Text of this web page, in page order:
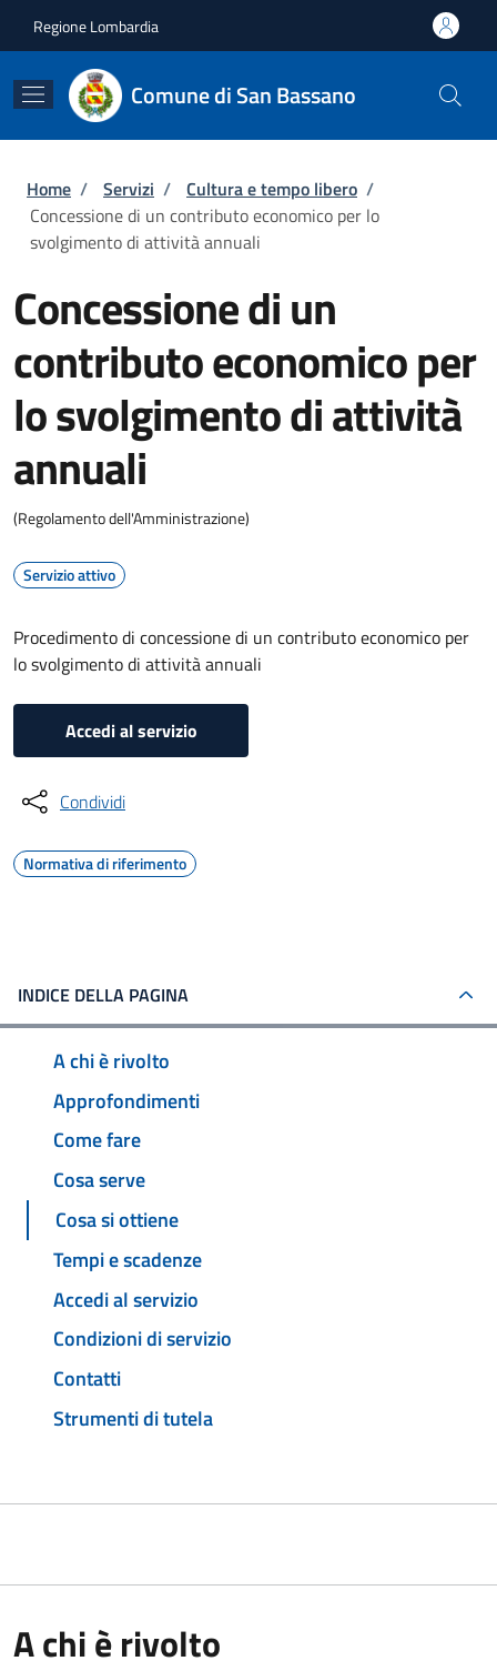
Regione Lombardia
Comune di San Bassano
Briciole di pane
Home / Servizi / Cultura e tempo libero /
Concessione di un contributo economico per lo
svolgimento di attività annuali
Concessione di un
contributo economico per
lo svolgimento di attività
annuali
(Regolamento dell'Amministrazione)
Servizio attivo
Procedimento di concessione di un contributo economico per
lo svolgimento di attività annuali
Accedi al servizio
Condividi
Normativa di riferimento
INDICE DELLA PAGINA
A chi è rivolto
Approfondimenti
Come fare
Cosa serve
Cosa si ottiene
Tempi e scadenze
Accedi al servizio
Condizioni di servizio
Contatti
Strumenti di tutela
A chi è rivolto